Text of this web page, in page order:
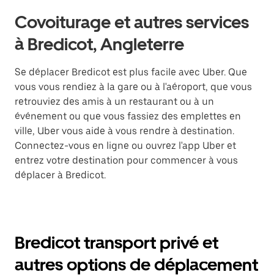
Covoiturage et autres services
à Bredicot, Angleterre
Se déplacer Bredicot est plus facile avec Uber. Que
vous vous rendiez à la gare ou à l'aéroport, que vous
retrouviez des amis à un restaurant ou à un
événement ou que vous fassiez des emplettes en
ville, Uber vous aide à vous rendre à destination.
Connectez-vous en ligne ou ouvrez l'app Uber et
entrez votre destination pour commencer à vous
déplacer à Bredicot.
Bredicot transport privé et
autres options de déplacement